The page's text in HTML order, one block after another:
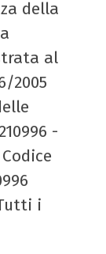
della
al
2005
-
i